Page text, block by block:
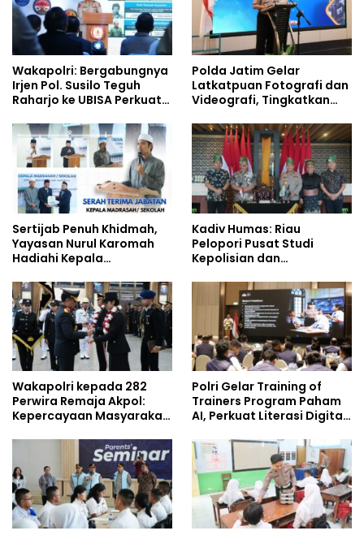
Wakapolri: Bergabungnya
Irjen Pol. Susilo Teguh
Raharjo ke UBISA Perkuat
Studi Kepolisian
Polda Jatim Gelar
Latkatpuan Fotografi dan
Videografi, Tingkatkan
Era Digital
Sertijab Penuh Khidmah,
Yayasan Nurul Karomah
Hadiahi Kepala
Umrah
Kadiv Humas: Riau
Pelopori Pusat Studi
Kepolisian dan
Policing Masuki Babak
Wakapolri kepada 282
Perwira Remaja Akpol:
Kepercayaan Masyarakat
Polri Gelar Training of
Trainers Program Paham
AI, Perkuat Literasi Digital